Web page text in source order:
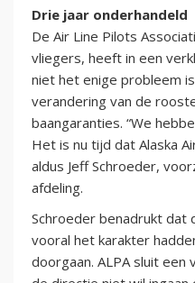
Drie jaar onderhandeld
De Air Line Pilots
vliegers, heeft in een
niet het enige probleem
verandering van de
baangaranties. “We
Het is nu tijd dat Alaska
aldus Jeff Schroeder,
afdeling.
Schroeder benadrukt dat
vooral het karakter
doorgaan. ALPA sluit een